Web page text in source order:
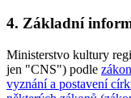
4. Základní
Ministerstvo kultury
jen "CNS") podle
vyznání a postavení